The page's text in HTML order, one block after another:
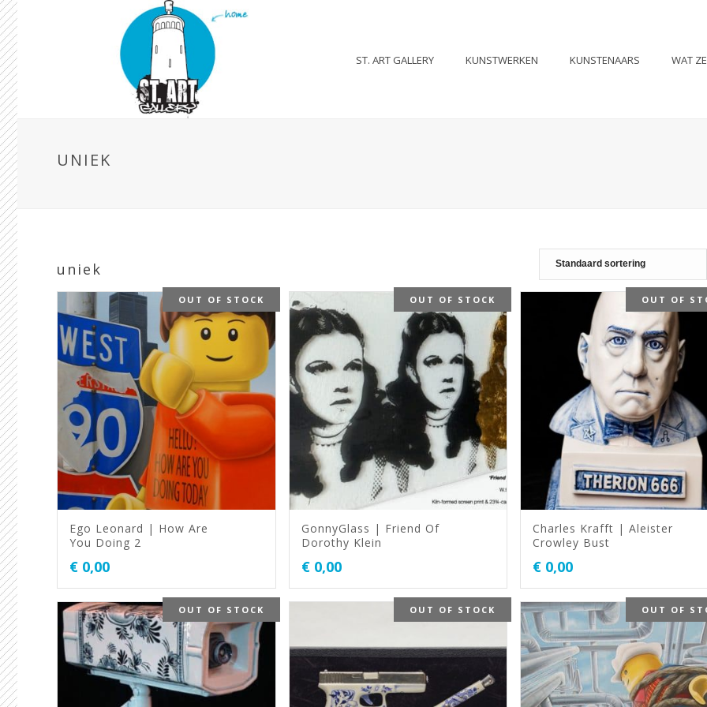
ST. ART GALLERY KUNSTWERKEN KUNSTENAARS WAT
UNIEK
uniek
OUT OF STOCK
Ego Leonard | How Are
You Doing 2
€ 0,00
OUT OF STOCK
GonnyGlass | Friend Of
Dorothy Klein
€0,00
OUT OF
Charles Krafft | Aleister
Crowley Bust
€ 0,00
OUT OF STOCK OUT OF STOCK OUT OF